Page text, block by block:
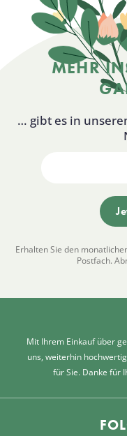
MEHR
… gibt es in
Erhalten Sie den
Postfach.
Mit Ihrem Einkauf über
uns, weiterhin
für Sie. Danke für